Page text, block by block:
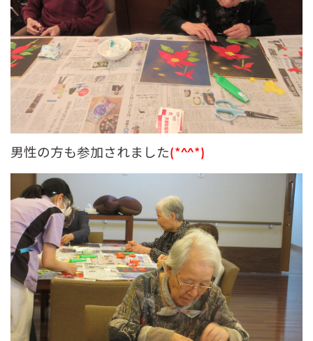
男性の方も参加されました(*^^*)